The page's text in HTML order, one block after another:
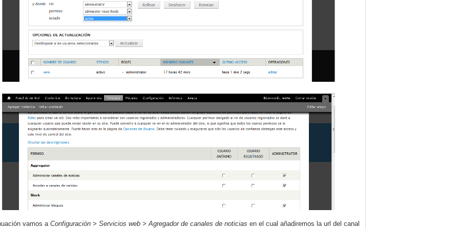
vamos aConfiguración > Servicios web > Agregador de canales de noticias en el cual añadiremos la url del canal